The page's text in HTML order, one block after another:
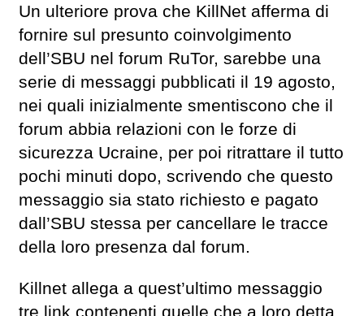
Un ulteriore prova che KillNet afferma di
fornire sul presunto coinvolgimento
dell’SBU nel forum RuTor, sarebbe una
serie di messaggi pubblicati il 19 agosto,
nei quali inizialmente smentiscono che il
forum abbia relazioni con le forze di
sicurezza Ucraine, per poi ritrattare il tutto
pochi minuti dopo, scrivendo che questo
messaggio sia stato richiesto e pagato
dall’SBU stessa per cancellare le tracce
della loro presenza dal forum.
Killnet allega a quest’ultimo messaggio
tre link contenenti quelle che a loro detta